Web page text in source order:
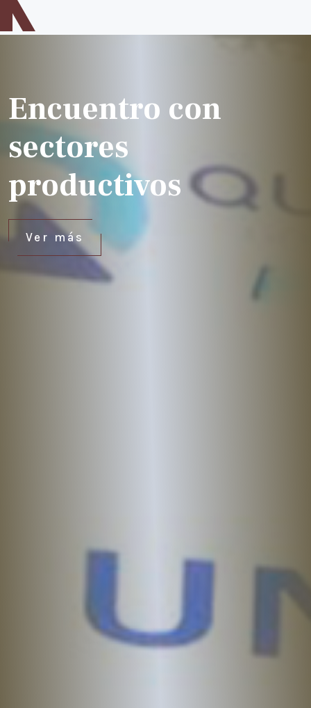
Inicio
Historia del Notariado
Legislación
Forma parte del equipo notarial
Contacto
Encuentro con
sectores
productivos
Ver más